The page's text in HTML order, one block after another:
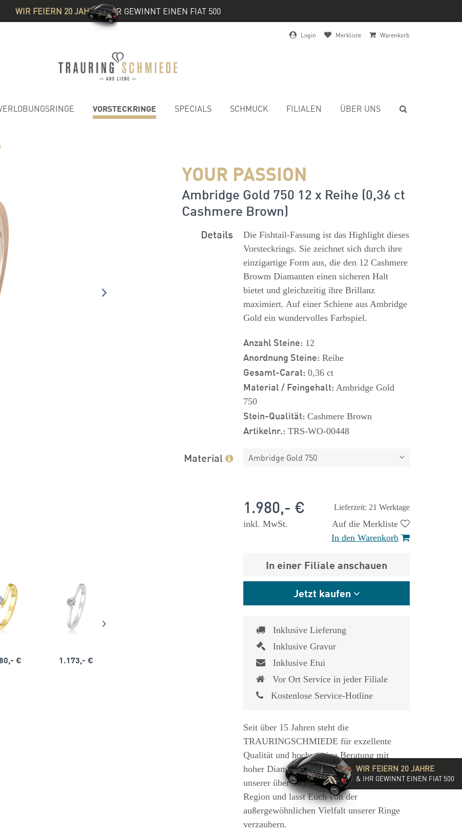
WIR FEIERN 20 JAHRE& IHR GEWINNT EINEN FIAT 500
Login Merkliste Warenkorb
VORSTECKRINGE SPECIALS SCHMUCK FILIALEN ÜBER UNS
YOUR PASSION
Ambridge Gold 750 12 x Reihe (0,36 ct
Cashmere Brown)
€ 1.173,- € 1.825,- €
Details
Die Fishtail-Fassung ist das Highlight dieses
Vorsteckrings. Sie zeichnet sich durch ihre
einzigartige Form aus, die den 12 Cashmere
Browm Diamanten einen sicheren Halt
bietet und gleichzeitig ihre Brillanz
maximiert. Auf einer Schiene aus Ambridge
Gold ein wundervolles Farbspiel.
Anzahl Steine: 12
Anordnung Steine: Reihe
Gesamt-Carat: 0,36 ct
Material / Feingehalt: Ambridge Gold
750
Stein-Qualität: Cashmere Brown
Artikelnr.: TRS-WO-00448
Material Ambridge Gold 750
Lieferzeit: 21 Werktage
1.980,- €
inkl. MwSt.
Auf die Merkliste
In den Warenkorb
In einer Filiale anschauen
Jetzt kaufen
Inklusive Lieferung
Inklusive Gravur
Inklusive Etui
Vor Ort Service in jeder Filiale
Kostenlose Service-Hotline
Seit über 15 Jahren steht die
TRAURINGSCHMIEDE für exzellente
Qualität und hochwertige Beratung mit
hoher Diamantkompetenz. Besucht eine
unserer über 35 Filialen in der DACH-
Region und lasst Euch von der
außergewöhnlichen Vielfalt unserer Ringe
verzaubern.
WIR FEIERN 20 JAHRE
& IHR GEWINNT EINEN FIAT 500